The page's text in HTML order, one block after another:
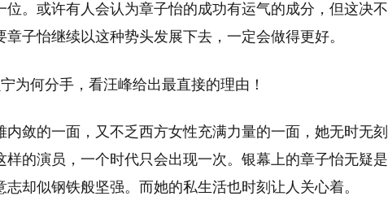
。或许有人会认为章子怡的成功有运气的成分，但这决不
子怡继续以这种势头发展下去，一定会做得更好。
敛的一面，又不乏西方女性充满力量的一面，她无时无刻
的演员，一个时代只会出现一次。银幕上的章子怡无疑是
却似钢铁般坚强。而她的私生活也时刻让人关心着。